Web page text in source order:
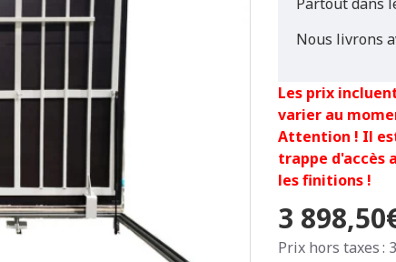
Nous livrons
Les prix
varier au
Attention ! Il
trappe d'accès
les finitions !
3
Prix hors taxes : 3